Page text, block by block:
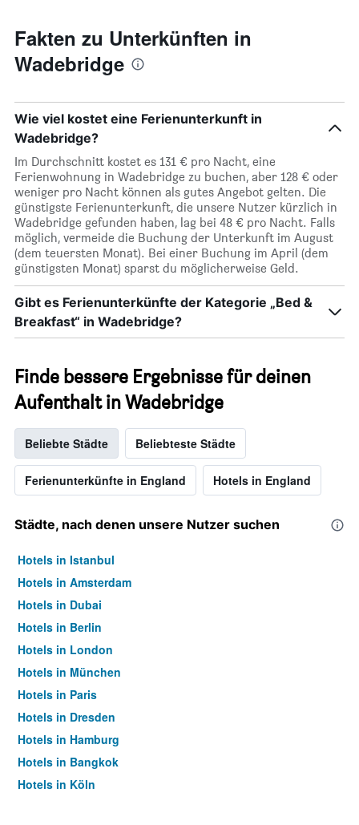
Fakten zu Unterkünften in
Wadebridge
Wie viel kostet eine Ferienunterkunft in
Wadebridge?
Im Durchschnitt kostet es 131 € pro Nacht, eine
Ferienwohnung in Wadebridge zu buchen, aber 128 € oder
weniger pro Nacht können als gutes Angebot gelten. Die
günstigste Ferienunterkunft, die unsere Nutzer kürzlich in
Wadebridge gefunden haben, lag bei 48 € pro Nacht. Falls
möglich, vermeide die Buchung der Unterkunft im August
(dem teuersten Monat). Bei einer Buchung im April (dem
günstigsten Monat) sparst du möglicherweise Geld.
Gibt es Ferienunterkünfte der Kategorie „Bed &
Breakfast“ in Wadebridge?
Finde bessere Ergebnisse für deinen
Aufenthalt in Wadebridge
Beliebte Städte Beliebteste Städte
Ferienunterkünfte in England Hotels in England
Städte, nach denen unsere Nutzer suchen
Hotels in Istanbul
Hotels in Amsterdam
Hotels in Dubai
Hotels in Berlin
Hotels in London
Hotels in München
Hotels in Paris
Hotels in Dresden
Hotels in Hamburg
Hotels in Bangkok
Hotels in Köln